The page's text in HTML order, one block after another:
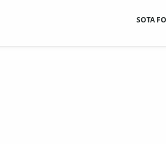
SOTA